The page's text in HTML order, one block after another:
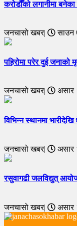
करोडौँको लगानीमा
जनचासो खबर| साउन
पहिरोमा परेर दुई जनाको
जनचासो खबर| असार
विभिन्न स्थानमा भारीदेखि
जनचासो खबर| असार
रसुवागढी जलविद्युत्
जनचासो खबर| असार